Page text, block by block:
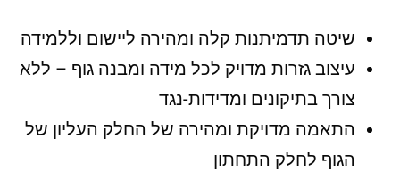
שיטה תדמיתנות קלה ומהירה ליישום וללמידה
עיצוב גזרות מדויק לכל מידה ומבנה גוף – ללא
צורך בתיקונים ומדידות-נגד
התאמה מדויקת ומהירה של החלק העליון של
הגוף לחלק התחתון